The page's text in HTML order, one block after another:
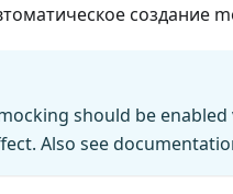
создание
should be enabled
Also see